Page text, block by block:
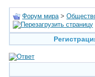
Форум мира >